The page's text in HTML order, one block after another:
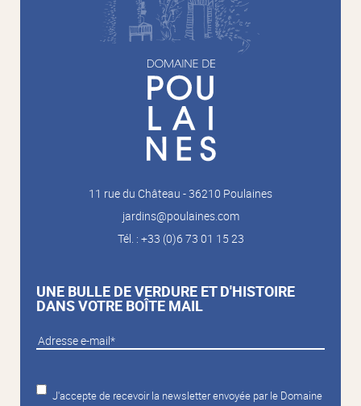
11 rue du Château - 36210 Poulaines
jardins@poulaines.com
Tél. : +33 (0)6 73 01 15 23
UNE BULLE DE VERDURE ET D'HISTOIRE
DANS VOTRE BOÎTE MAIL
J'accepte de recevoir la newsletter envoyée par le Domaine